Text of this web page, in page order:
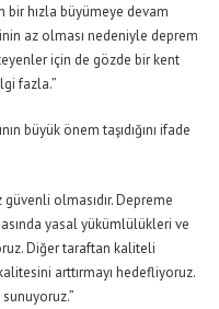
bir hızla büyümeye devam
az olması nedeniyle deprem
için de gözde bir kent
fazla.”
büyük önem taşıdığını ifade
olmasıdır. Depreme
yasal yükümlülükleri ve
Diğer taraftan kaliteli
arttırmayı hedefliyoruz.